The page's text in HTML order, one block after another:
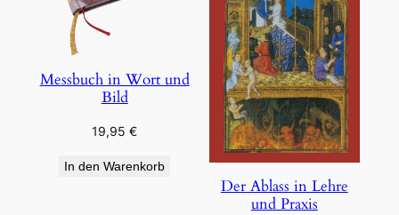
Messbuch in Wort und
Bild
19,95€
In den Warenkorb
Der Ablass in Lehre
und Praxis